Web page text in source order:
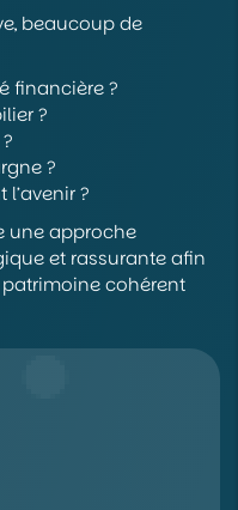
beaucoup de
financière ?
?
?
?
une approche
et rassurante afin
cohérent